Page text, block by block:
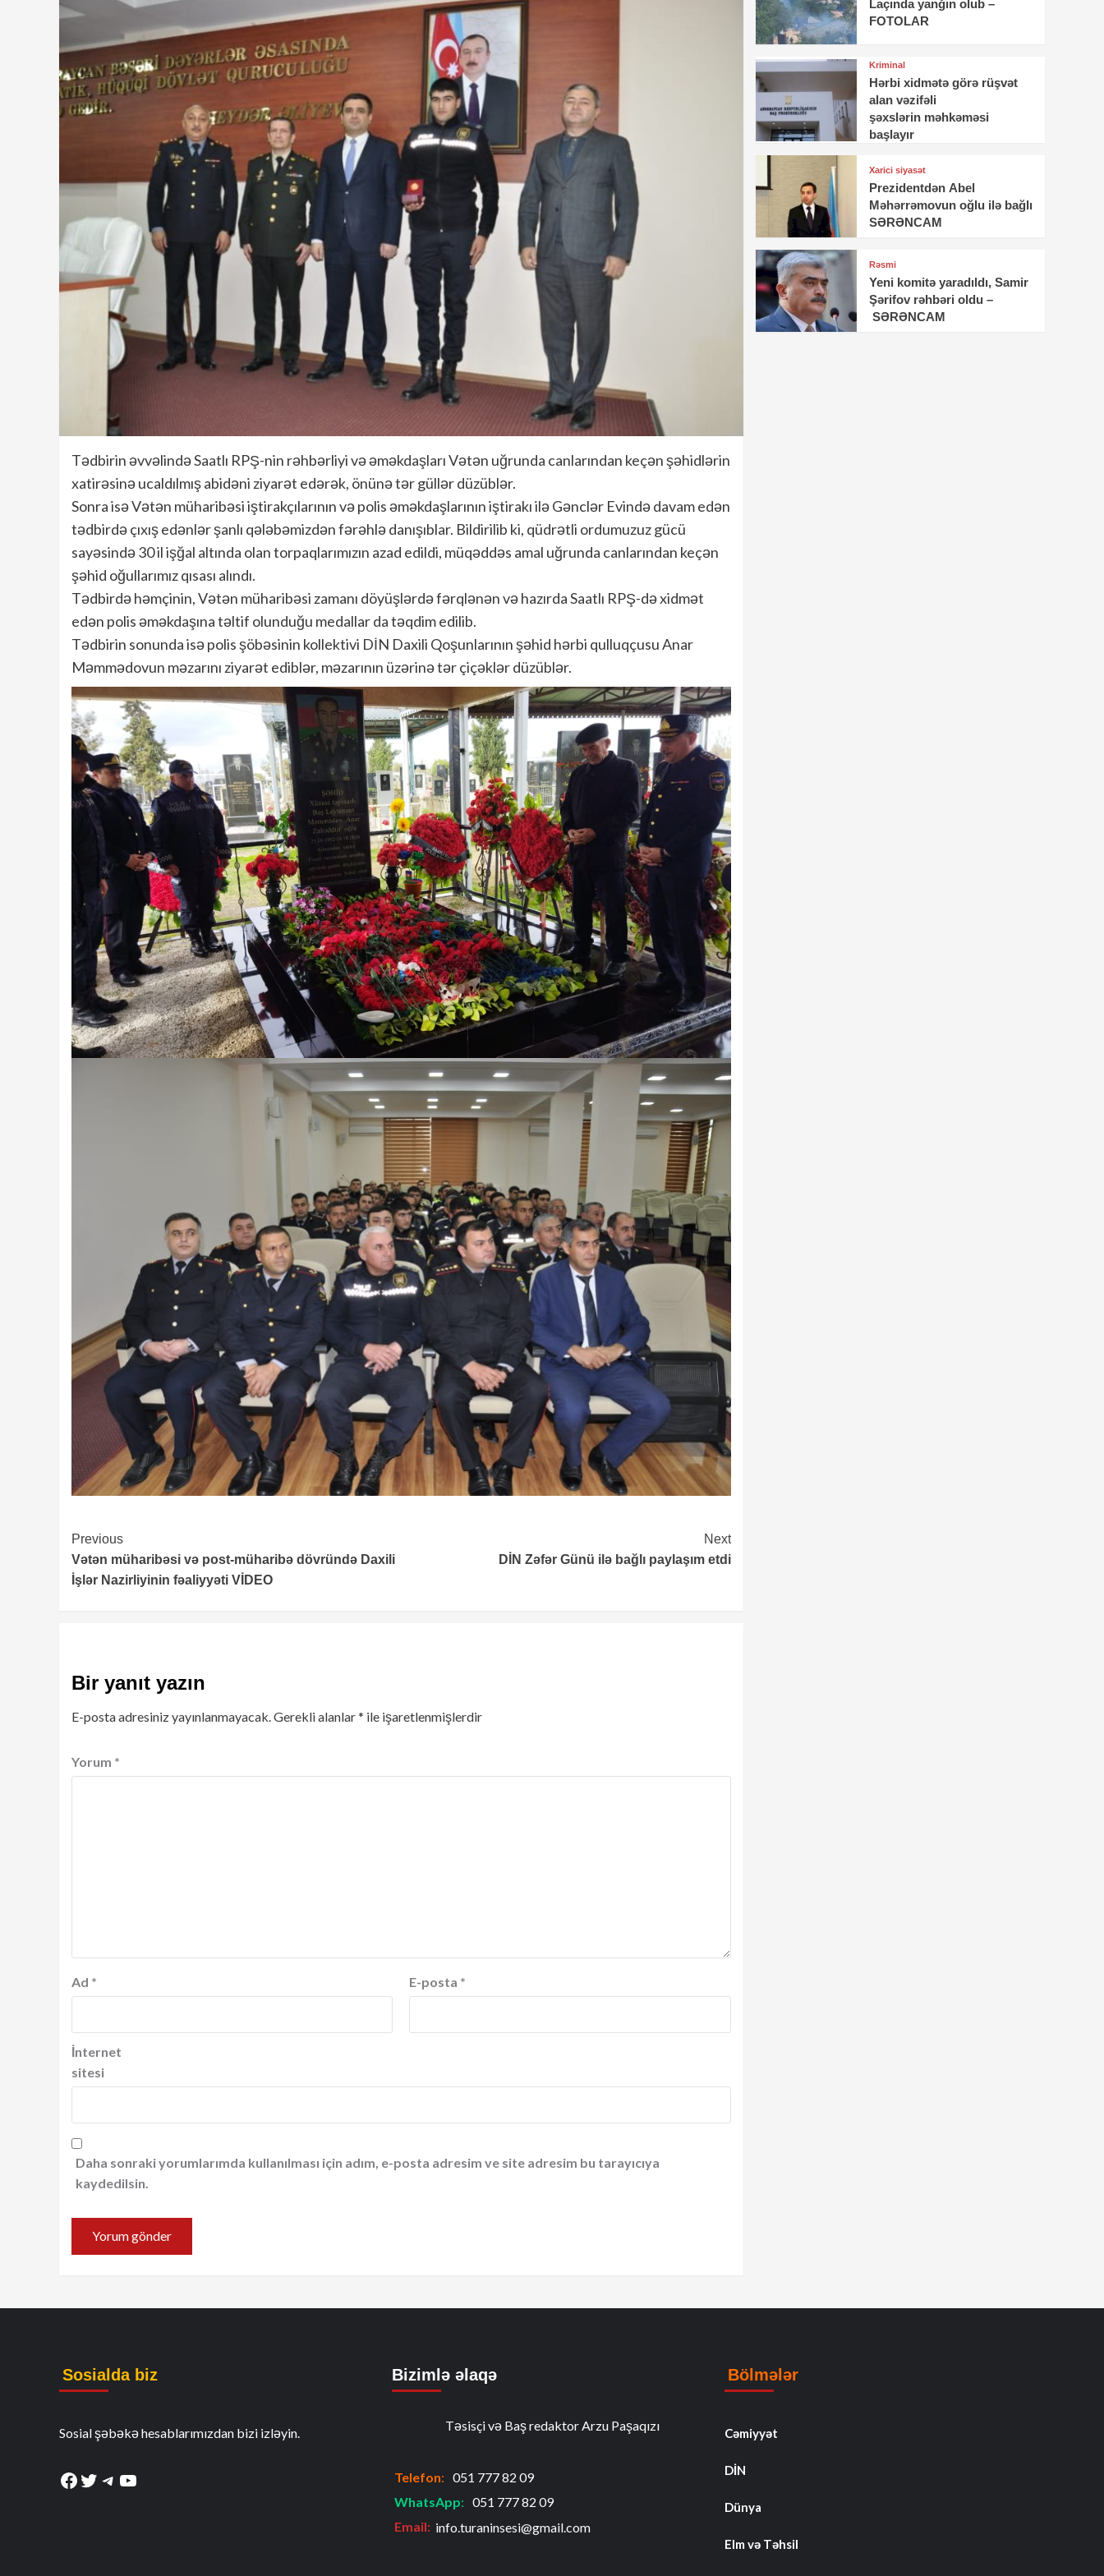
Tədbirin əvvəlində Saatlı RPŞ-nin rəhbərliyi və əməkdaşları Vətən uğrunda canlarından keçən şəhidlərin
xatirəsinə ucaldılmış abidəni ziyarət edərək, önünə tər güllər düzüblər.
Sonra isə Vətən müharibəsi iştirakçılarının və polis əməkdaşlarının iştirakı ilə Gənclər Evində davam edən
tədbirdə çıxış edənlər şanlı qələbəmizdən fərəhlə danışıblar. Bildirilib ki, qüdrətli ordumuzuz gücü
sayəsində 30 il işğal altında olan torpaqlarımızın azad edildi, müqəddəs amal uğrunda canlarından keçən
şəhid oğullarımız qısası alındı.
Tədbirdə həmçinin, Vətən müharibəsi zamanı döyüşlərdə fərqlənən və hazırda Saatlı RPŞ-də xidmət
edən polis əməkdaşına təltif olunduğu medallar da təqdim edilib.
Tədbirin sonunda isə polis şöbəsinin kollektivi DİN Daxili Qoşunlarının şəhid hərbi qulluqçusu Anar
Məmmədovun məzarını ziyarət ediblər, məzarının üzərinə tər çiçəklər düzüblər.
Continue
Reading
Previous
Vətən müharibəsi və post-müharibə dövründə Daxili
İşlər Nazirliyinin fəaliyyəti VİDEO
Next
DİN Zəfər Günü ilə bağlı paylaşım etdi
Bir yanıt yazın
E-posta adresiniz yayınlanmayacak. Gerekli alanlar* ile işaretlenmişlerdir
Yorum *
Ad * E-posta *
İnternet
sitesi
Daha sonraki yorumlarımda kullanılması için adım, e-posta adresim ve site adresim bu tarayıcıya
kaydedilsin.
Laçında yanğın olub –
FOTOLAR
Kriminal
Hərbi xidmətə görə rüşvət
alan vəzifəli
şəxslərin məhkəməsi
başlayır
Xarici siyasət
Prezidentdən Abel
Məhərrəmovun oğlu ilə bağlı
SƏRƏNCAM
Rəsmi
Yeni komitə yaradıldı, Samir
Şərifov rəhbəri oldu –
SƏRƏNCAM
Sosialda biz
Sosial şəbəkə hesablarımızdan bizi izləyin.
Facebook
Twitter
Telegram
YouTube
Bizimlə əlaqə
Təsisçi və Baş redaktor Arzu Paşaqızı
Telefon: 051 777 82 09
WhatsApp: 051 777 82 09
Email: info.turaninsesi@gmail.com
Bölmələr
Cəmiyyət
DİN
Dünya
Elm və Təhsil